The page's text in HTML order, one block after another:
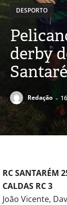
DESPORTO
derby
Redação -
RC SANTARÉM
CALDAS RC 3
João Vicente,